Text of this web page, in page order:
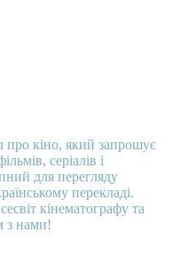
про кіно, який запрошує
серіалів і
для перегляду
перекладі.
кінематографу та
з нами!